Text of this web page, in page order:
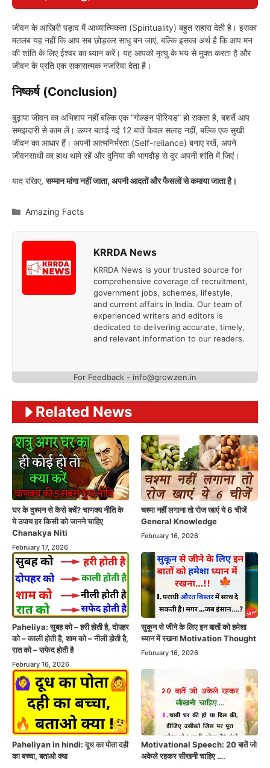
जीवन के आखिरी पड़ाव में आध्यात्मिकता (Spirituality) बहुत सहारा देती है। इसका
मतलब यह नहीं कि आप सब छोड़कर साधु बन जाएं, बल्कि इसका अर्थ है कि आप मन
की शांति के लिए ईश्वर का ध्यान करें। यह आपको मृत्यु के भय से मुक्त करता है और
जीवन के प्रति एक सकारात्मक नजरिया देता है।
निष्कर्ष (Conclusion)
बुढ़ापा जीवन का अभिशाप नहीं बल्कि एक “गोल्डन पीरियड” हो सकता है, बशर्ते आप
समझदारी से काम लें। ऊपर बताई गई 12 बातें केवल सलाह नहीं, बल्कि एक सुखी
जीवन का आधार हैं। अपनी आत्मनिर्भरता (Self-reliance) बनाए रखें, अपने
जीवनसाथी का हाथ थामे रहें और दुनिया की भागदौड़ से दूर अपनी शांति में जिएं।
याद रखिए,सम्मान मांगा नहीं जाता, अपनी आदतों और फैसलों से कमाया जाता है।
Categories
Amazing Facts
KRRDA News
KRRDA News is your trusted source for
comprehensive coverage of recruitment,
government jobs, schemes, lifestyle,
and current affairs in India. Our team of
experienced writers and editors is
dedicated to delivering accurate, timely,
and relevant information to our readers.
For Feedback - info@growzen.in
Related News
घर के दुश्मन से कैसे बचें? चाणक्य नीति के
ये उपाय हर किसी को जानने चाहिए
Chanakya Niti
February 17, 2026
चश्मा नहीं लगाना तो रोज खाएं ये 6 चीजें
General Knowledge
February 16, 2026
Paheliya: सुबह को – हरी होती है, दोपहर
को – काली होती है, शाम को – नीली होती है,
रात को – सफेद होती है
February 16, 2026
सुकून से जीने के लिए इन बातों को हमेशा
ध्यान में रखना Motivation Thought
February 16, 2026
Paheliyan in hindi: दूध का पोता दही
का बच्चा, बताओ क्या
Motivational Speech: 20 बातें जो
अकेले रहकर सीखनी चाहिए ….